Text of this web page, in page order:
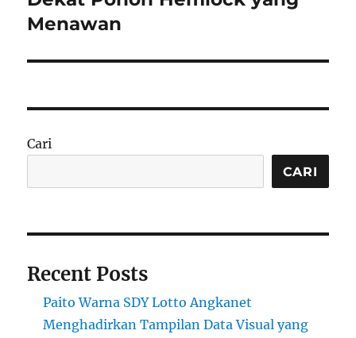
Menawan
Cari
CARI
Recent Posts
Paito Warna SDY Lotto Angkanet
Menghadirkan Tampilan Data Visual yang